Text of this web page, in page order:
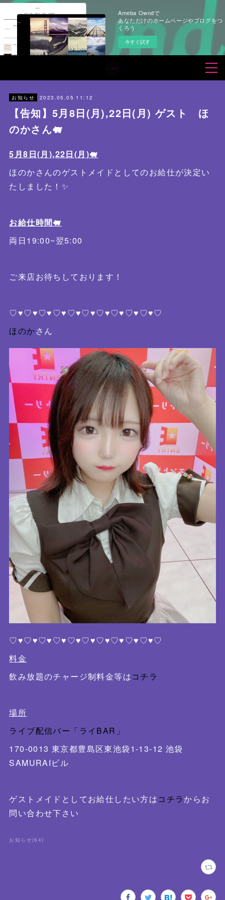
Ameba Owndで
あなただけのホームページやブログをつ
くろう
今すぐ試す
お知らせ 2023.05.05 11:12
【告知】5月8日(月),22日(月) ゲスト ほ
のかさん🐖
5月8日(月),22日(月)🐖
ほのかさんのゲストメイドとしてのお給仕が決定い
たしました！✨
お給仕時間🐖
両日19:00~翌5:00
ご来店お待ちしております！
♡♥♡♥♡♥♡♥♡♥♡♥♡♥♡♥♡♥♡♥♡
ほのかさん
♡♥♡♥♡♥♡♥♡♥♡♥♡♥♡♥♡♥♡♥♡
料金
飲み放題のチャージ制料金等はコチラ
場所
ライブ配信バー「ライBAR」
170-0013 東京都豊島区東池袋1-13-12 池袋
SAMURAIビル
ゲストメイドとしてお給仕したい方はコチラからお
問い合わせ下さい
お知らせ(64)